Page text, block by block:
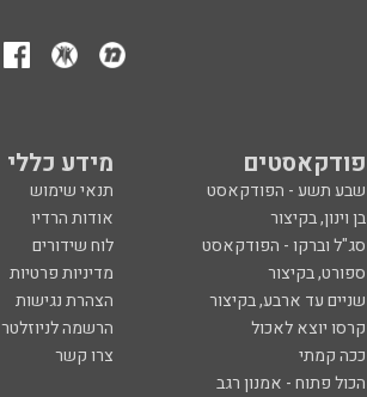
פודקאסטים מידע כללי
שבע תשע - הפודקאסט
תנאי שימוש
בן וינון, בקיצור
אודות הרדיו
סג"ל וברקו - הפודקאסט
לוח שידורים
ספורט, בקיצור
מדיניות פרטיות
שניים עד ארבע, בקיצור
הצהרת נגישות
קרסו יוצא לאכול
הרשמה לניוזלטר
ככה קמתי
צרו קשר
הכול פתוח - אמנון רגב